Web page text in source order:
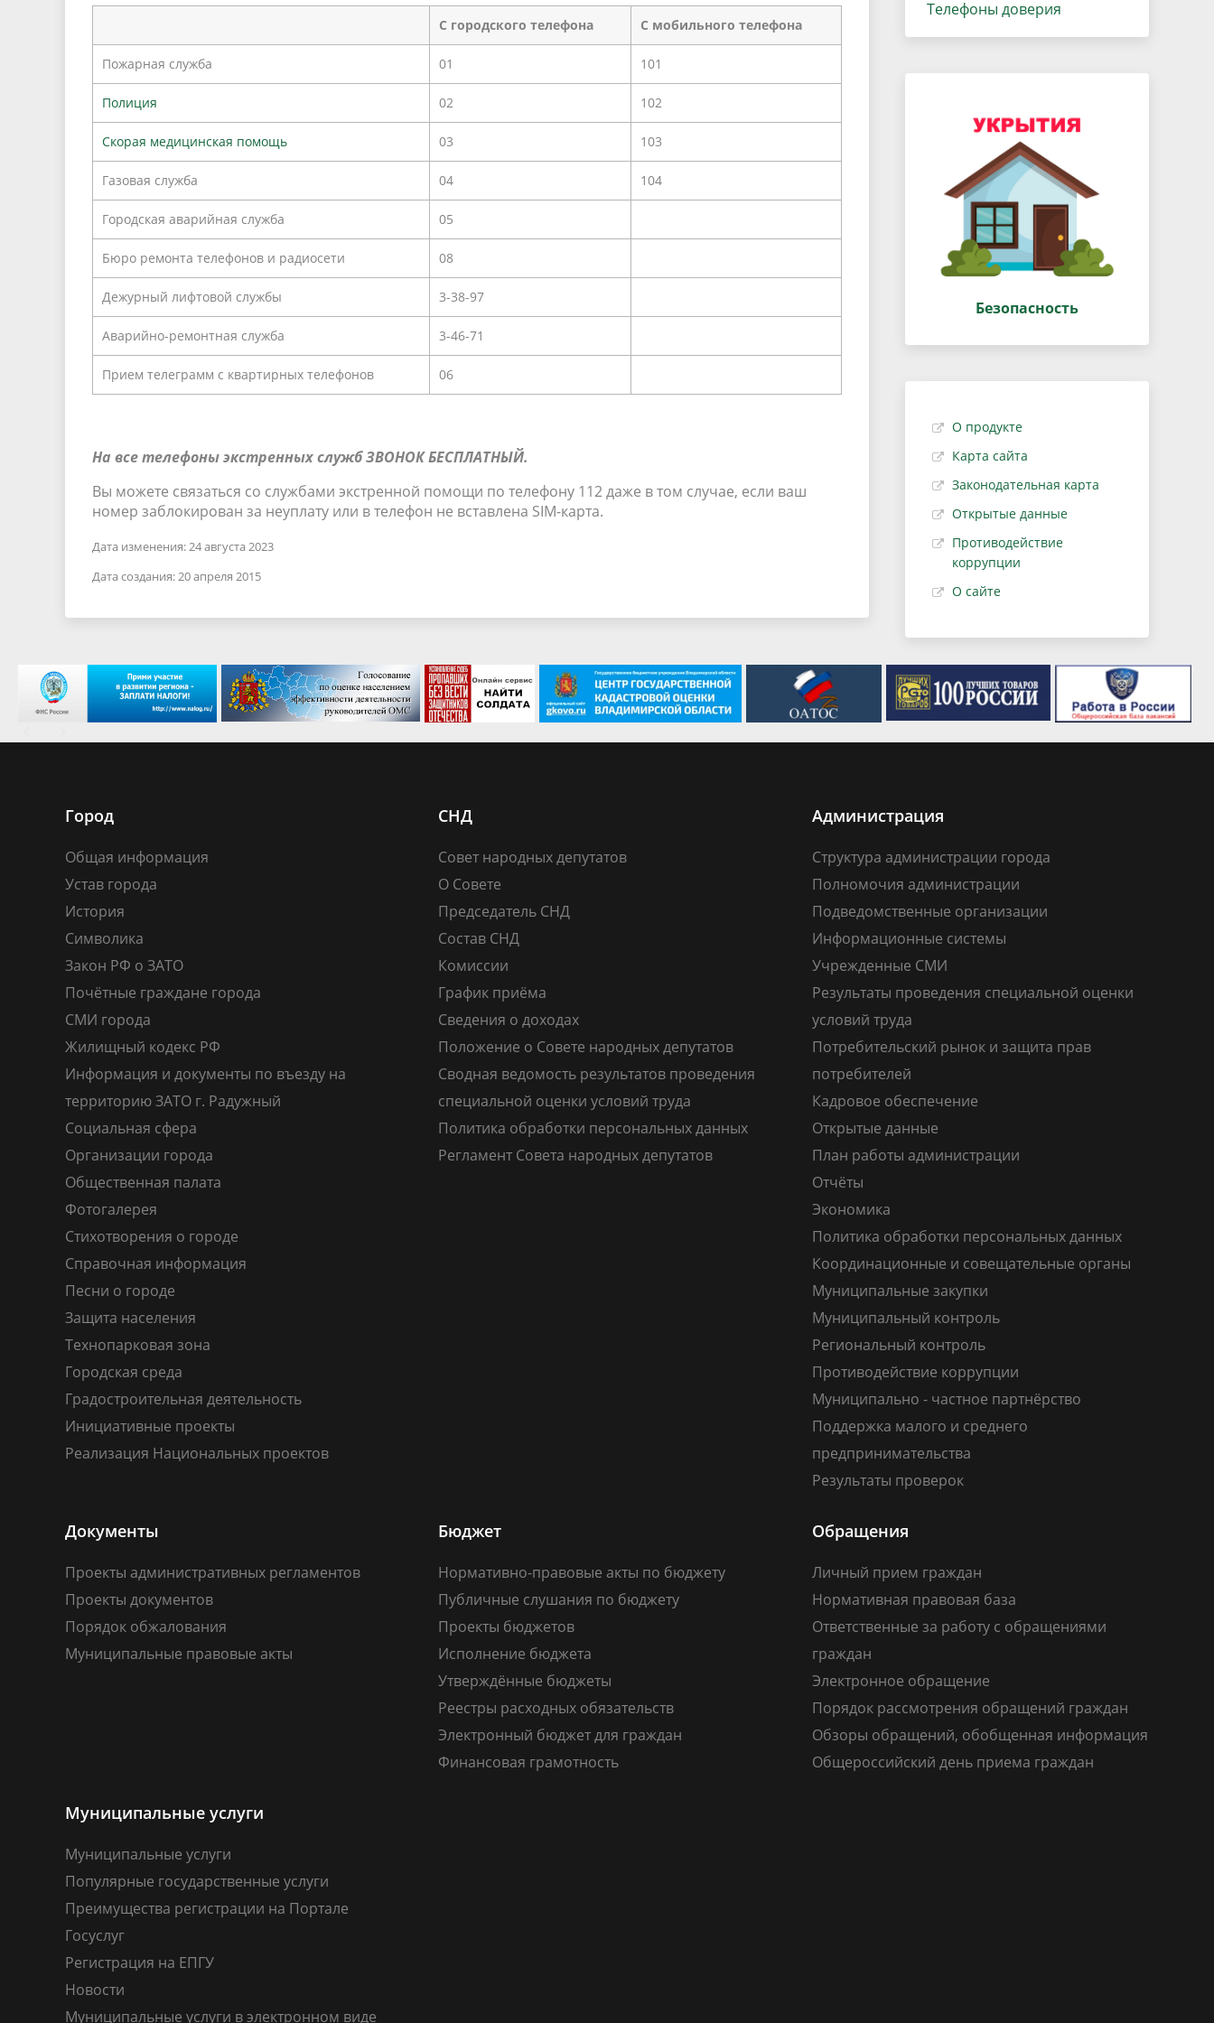
Защита населения Технопарковая зона
Городская среда
Координационные и совещательные
органы
Муниципальные закупки Муниципальный контроль
Противодействие коррупции
Муниципально - частное
партнёрство
Результаты проверок
C городского телефона С мобильного телефона
Пожарная служба 01 101
Полиция 02 102
Скорая медицинская помощь 03 103
Газовая служба 04 104
Городская аварийная служба 05
Бюро ремонта телефонов и радиосети 08
Дежурный лифтовой службы 3-38-97
Аварийно-ремонтная служба 3-46-71
Прием телеграмм с квартирных телефонов 06
На все телефоны экстренных служб ЗВОНОК БЕСПЛАТНЫЙ.
Вы можете связаться со службами экстренной помощи по телефону 112 даже в том случае, если ваш
номер заблокирован за неуплату или в телефон не вставлена SIM-карта.
Дата изменения: 24 августа 2023
Дата создания: 20 апреля 2015
Телефоны доверия
Безопасность
О продукте
Карта сайта
Законодательная карта
Открытые данные
Противодействие
коррупции
О сайте
Город
Общая информация
Устав города
История
Символика
Закон РФ о ЗАТО
Почётные граждане города
СМИ города
Жилищный кодекс РФ
Информация и документы по въезду на
территорию ЗАТО г. Радужный
Социальная сфера
Организации города
Общественная палата
Фотогалерея
Стихотворения о городе
Справочная информация
Песни о городе
Защита населения
Технопарковая зона
Городская среда
Градостроительная деятельность
Инициативные проекты
Реализация Национальных проектов
СНД
Совет народных депутатов
О Совете
Председатель СНД
Состав СНД
Комиссии
График приёма
Сведения о доходах
Положение о Совете народных депутатов
Сводная ведомость результатов проведения
специальной оценки условий труда
Политика обработки персональных данных
Регламент Совета народных депутатов
Администрация
Структура администрации города
Полномочия администрации
Подведомственные организации
Информационные системы
Учрежденные СМИ
Результаты проведения специальной оценки
условий труда
Потребительский рынок и защита прав
потребителей
Кадровое обеспечение
Открытые данные
План работы администрации
Отчёты
Экономика
Политика обработки персональных данных
Координационные и совещательные органы
Муниципальные закупки
Муниципальный контроль
Региональный контроль
Противодействие коррупции
Муниципально - частное партнёрство
Поддержка малого и среднего
предпринимательства
Результаты проверок
Документы
Проекты административных регламентов
Проекты документов
Порядок обжалования
Муниципальные правовые акты
Бюджет
Нормативно-правовые акты по бюджету
Публичные слушания по бюджету
Проекты бюджетов
Исполнение бюджета
Утверждённые бюджеты
Реестры расходных обязательств
Электронный бюджет для граждан
Финансовая грамотность
Обращения
Личный прием граждан
Нормативная правовая база
Ответственные за работу с обращениями
граждан
Электронное обращение
Порядок рассмотрения обращений граждан
Обзоры обращений, обобщенная информация
Общероссийский день приема граждан
Муниципальные услуги
Муниципальные услуги
Популярные государственные услуги
Преимущества регистрации на Портале
Госуслуг
Регистрация на ЕПГУ
Новости
Муниципальные услуги в электронном виде